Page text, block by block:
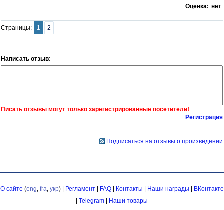
Оценка: нет
Страницы: 1 2
Написать отзыв:
Писать отзывы могут только зарегистрированные посетители!
Регистрация
Подписаться на отзывы о произведении
О сайте (eng, fra, укр) | Регламент| FAQ| Контакты Наши награды
ВКонтакте
Telegram Наши товары